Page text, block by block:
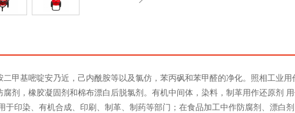
二甲基嘧啶安乃近，己内酰胺等以及氯仿，苯丙砜和苯甲醛的净化。照相工业
剂，橡胶凝固剂和棉布漂白后脱氯剂。有机中间体，染料，制革用作还原剂
于印染、有机合成、印刷、制革、制药等部门；在食品加工中作防腐剂、漂白